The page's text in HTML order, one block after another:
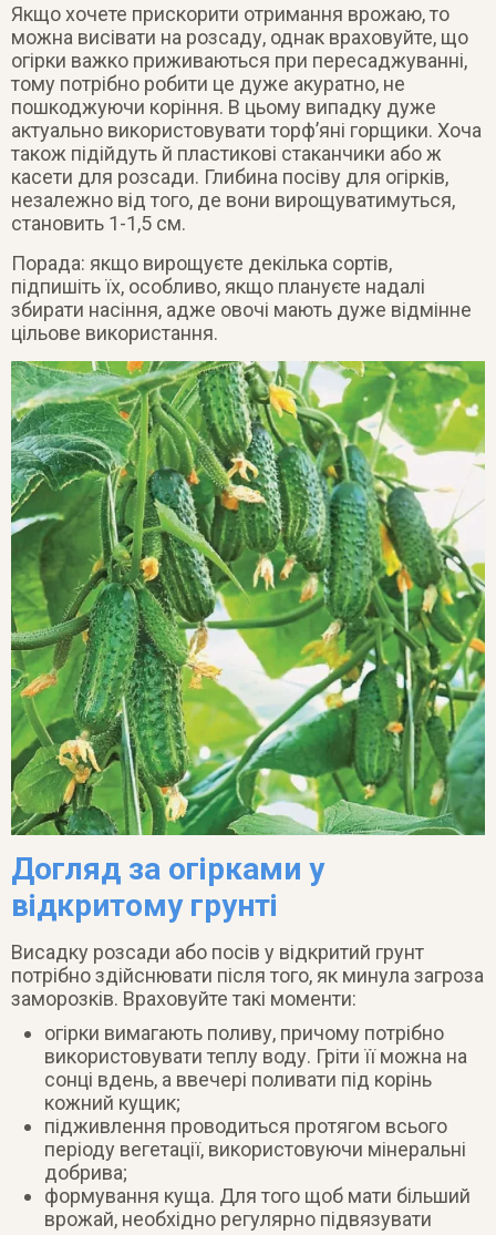
Якщо хочете прискорити отримання врожаю, то
можна висівати на розсаду, однак враховуйте, що
огірки важко приживаються при пересаджуванні,
тому потрібно робити це дуже акуратно, не
пошкоджуючи коріння. В цьому випадку дуже
актуально використовувати торф’яні горщики. Хоча
також підійдуть й пластикові стаканчики або ж
касети для розсади. Глибина посіву для огірків,
незалежно від того, де вони вирощуватимуться,
становить 1-1,5 см.
Порада: якщо вирощуєте декілька сортів,
підпишіть їх, особливо, якщо плануєте надалі
збирати насіння, адже овочі мають дуже відмінне
цільове використання.
Догляд за огірками у
відкритому грунті
Висадку розсади або посів у відкритий грунт
потрібно здійснювати після того, як минула загроза
заморозків. Враховуйте такі моменти:
огірки вимагають поливу, причому потрібно
використовувати теплу воду. Гріти її можна на
сонці вдень, а ввечері поливати під корінь
кожний кущик;
підживлення проводиться протягом всього
періоду вегетації, використовуючи мінеральні
добрива;
формування куща. Для того щоб мати більший
врожай, необхідно регулярно підвязувати